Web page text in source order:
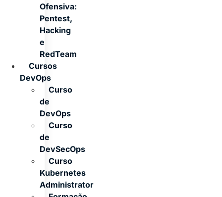
Ofensiva:
Pentest,
Hacking
e
RedTeam
Cursos
DevOps
Curso
de
DevOps
Curso
de
DevSecOps
Curso
Kubernetes
Administrator